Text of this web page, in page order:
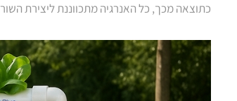
כתוצאה מכך, כל האנרגיה מתכווננת ליצירת